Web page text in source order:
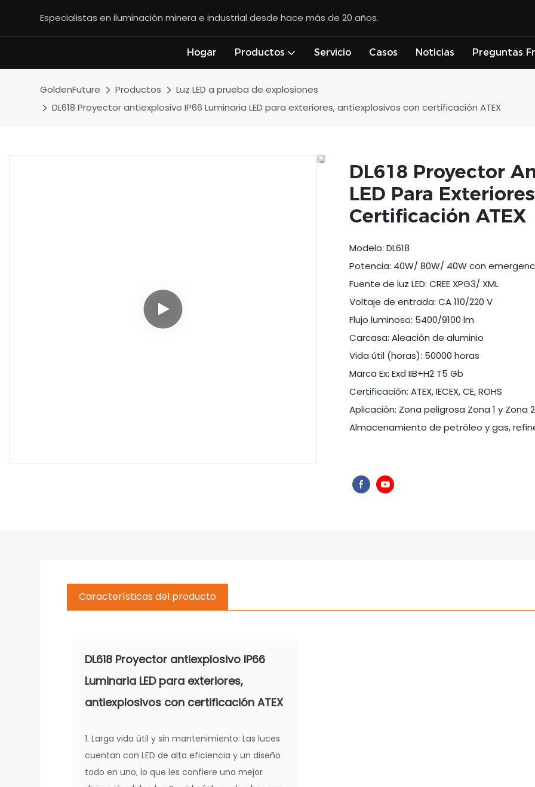
Especialistas en iluminación minera e industrial desde hace más de 20 años.
Hogar Productos Servicio Casos Noticias Preguntas
GoldenFuture Productos
Luz LED a prueba de explosiones
DL618 Proyector antiexplosivo IP66 Luminaria LED para exteriores, antiexplosivos con certificación ATEX
DL618 Proyector
LED Para
Certificación ATEX
Modelo: DL618
Potencia: 40W/ 80W/ 40W con
Fuente de luz LED: CREE XPG3/ XML
Voltaje de entrada: CA 110/220 V
Flujo luminoso: 5400/9100 lm
Carcasa: Aleación de aluminio
Vida útil (horas): 50000 horas
Marca Ex: Exd IIB+H2 T5 Gb
Certificación: ATEX, IECEX, CE, ROHS
Aplicación: Zona peligrosa Zona 1 y Zona
Almacenamiento de petróleo y gas,
Características del producto
DL618 Proyector antiexplosivo IP66
Luminaria LED para exteriores,
antiexplosivos con certificación ATEX
1. Larga vida útil y sin mantenimiento: Las luces
cuentan con LED de alta eficiencia y un diseño
todo en uno, lo que les confiere una mejor